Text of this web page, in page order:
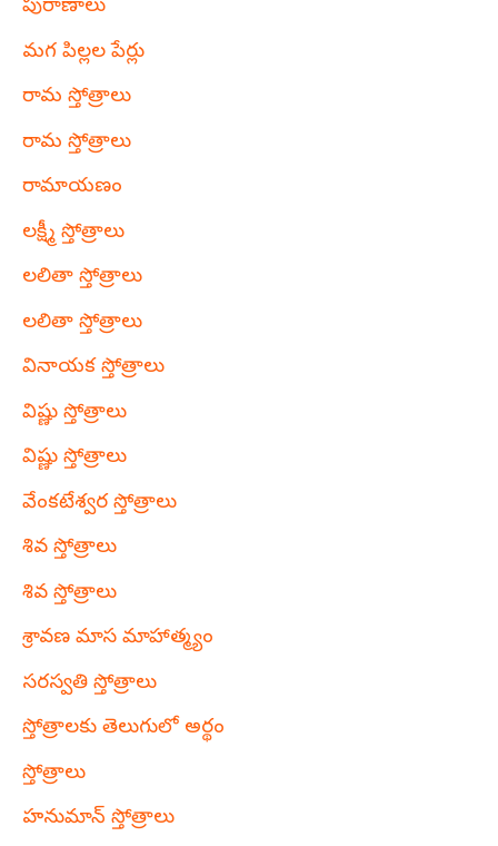
పురాణాలు
మగ పిల్లల పేర్లు
రామ స్తోత్రాలు
రామ స్తోత్రాలు
రామాయణం
లక్ష్మీ స్తోత్రాలు
లలితా స్తోత్రాలు
లలితా స్తోత్రాలు
వినాయక స్తోత్రాలు
విష్ణు స్తోత్రాలు
విష్ణు స్తోత్రాలు
వేంకటేశ్వర స్తోత్రాలు
శివ స్తోత్రాలు
శివ స్తోత్రాలు
శ్రావణ మాస మాహాత్మ్యం
సరస్వతి స్తోత్రాలు
స్తోత్రాలకు తెలుగులో అర్థం
స్తోత్రాలు
హనుమాన్ స్తోత్రాలు